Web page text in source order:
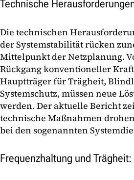
Technische
Die technischen
der Systemstabilität rücken
Mittelpunkt der Netzplanung.
Rückgang konventioneller
Hauptträger für Trägheit,
Systemschutz, müssen neue
werden. Der aktuelle Bericht
technische Maßnahmen
bei den sogenannten
Frequenzhaltung und Trägheit: